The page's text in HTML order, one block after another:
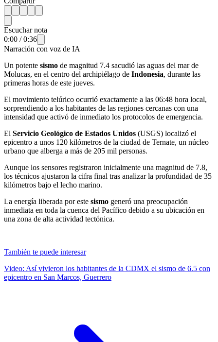
Escuchar nota
0:00 /0:36
Narración con voz de IA
Un potente sismo de magnitud 7.4 sacudió las aguas del mar de
Molucas, en el centro del archipiélago de Indonesia, durante las
primeras horas de este jueves.
El movimiento telúrico ocurrió exactamente a las 06:48 hora local,
sorprendiendo a los habitantes de las regiones cercanas con una
intensidad que activó de inmediato los protocolos de emergencia.
El Servicio Geológico de Estados Unidos (USGS) localizó el
epicentro a unos 120 kilómetros de la ciudad de Ternate, un núcleo
urbano que alberga a más de 205 mil personas.
Aunque los sensores registraron inicialmente una magnitud de 7.8,
los técnicos ajustaron la cifra final tras analizar la profundidad de 35
kilómetros bajo el lecho marino.
La energía liberada por este sismo generó una preocupación
inmediata en toda la cuenca del Pacífico debido a su ubicación en
una zona de alta actividad tectónica.
También te puede interesar
Video: Así vivieron los habitantes de la CDMX el sismo de 6.5 con
epicentro en San Marcos, Guerrero